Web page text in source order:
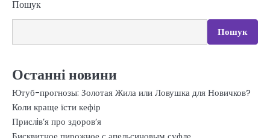
Пошук
Пошук
Останні новини
Ютуб-прогнозы: Золотая Жила или Ловушка для Новичков?
Коли краще їсти кефір
Прислiв’я про здоров’я